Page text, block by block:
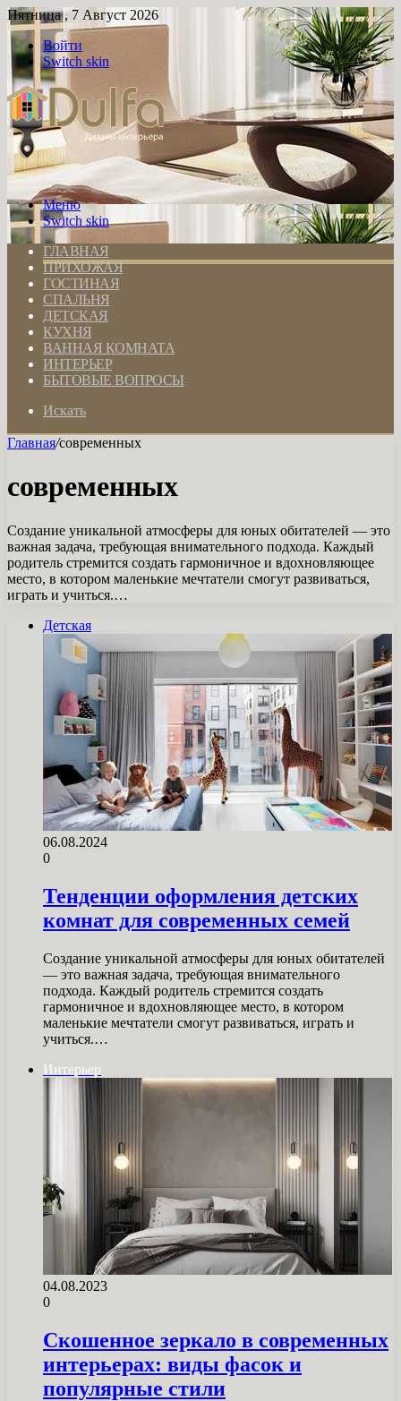
Пятница , 7 Август 2026
Войти
Switch skin
Меню
Switch skin
ГЛАВНАЯ
ПРИХОЖАЯ
ГОСТИНАЯ
СПАЛЬНЯ
ДЕТСКАЯ
КУХНЯ
ВАННАЯ КОМНАТА
ИНТЕРЬЕР
БЫТОВЫЕ ВОПРОСЫ
Искать
Главная/современных
современных
Создание уникальной атмосферы для юных обитателей — это
важная задача, требующая внимательного подхода. Каждый
родитель стремится создать гармоничное и вдохновляющее
место, в котором маленькие мечтатели смогут развиваться,
играть и учиться.…
Детская
06.08.2024
0
Тенденции оформления детских
комнат для современных семей
Создание уникальной атмосферы для юных обитателей
— это важная задача, требующая внимательного
подхода. Каждый родитель стремится создать
гармоничное и вдохновляющее место, в котором
маленькие мечтатели смогут развиваться, играть и
учиться.…
Интерьер
04.08.2023
0
Скошенное зеркало в современных
интерьерах: виды фасок и
популярные стили